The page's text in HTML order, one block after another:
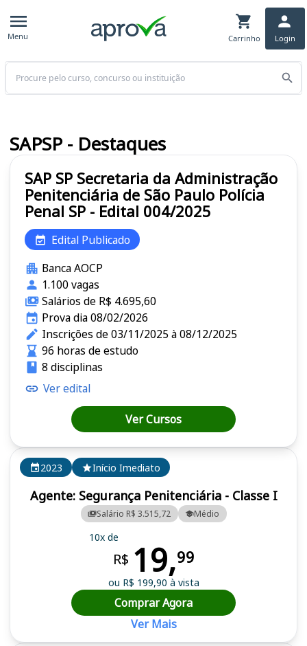
Menu Carrinho Login
Buscar
2023 Início Imediato
Agente: Segurança Penitenciária - Classe I
Salário R$ 3.515,72 Médio
10x de
R$ 19,99
ou R$ 199,90 à vista
Comprar Agora
Ver Mais
SAP SP Secretaria da Administração
Penitenciária de São Paulo Polícia
Penal SP - Edital 004/2025
Edital Publicado
Banca AOCP
1.100 vagas
Salários de R$ 4.695,60
Prova dia 08/02/2026
Inscrições de 03/11/2025 à 08/12/2025
96 horas de estudo
8 disciplinas
Ver edital
Ver Cursos
SAPSP - Destaques